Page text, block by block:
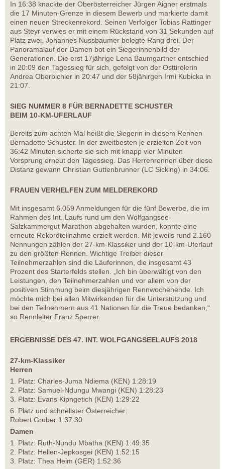
In 16:38 knackte der Oberösterreicher Jürgen Aigner erstmals
die 17 Minuten-Grenze in diesem Bewerb und markierte damit
einen neuen Streckenrekord. Seinen Verfolger Tobias Rattinger
aus Steyr verwies er mit einem Rückstand von 31 Sekunden auf
Platz zwei. Johannes Nussbaumer belegte Rang drei. Der
Panoramalauf der Damen bot ein Siegerinnenbild der
Generationen. Die erst 17jährige Lena Baumgartner entschied
in 20:09 den Tagessieg für sich, gefolgt von der Osttirolerin
Andrea Oberbichler in 20:47 und der 58jähirgen Irmi Kubicka in
21:07.
SIEG NUMMER 8 FÜR BERNADETTE SCHUSTER
BEIM 10-KM-UFERLAUF
Bereits zum achten Mal heißt die Siegerin in diesem Rennen
Bernadette Schuster. In der zweitbesten je erzielten Zeit von
36:42 Minuten sicherte sie sich mit knapp vier Minuten
Vorsprung erneut den Tagessieg. Das Herrenrennen über diese
Distanz gewann Christian Guttenbrunner (LC Sicking) in 34:06.
FRAUEN VERHELFEN ZUM MELDEREKORD
Mit insgesamt 6.059 Anmeldungen für die fünf Bewerbe, die im
Rahmen des Int. Laufs rund um den Wolfgangsee-
Salzkammergut Marathon abgehalten wurden, konnte eine
erneute Rekordteilnahme erzielt werden. Mit jeweils rund 2.160
Nennungen zählen der 27-km-Klassiker und der 10-km-Uferlauf
zu den größten Rennen. Wichtige Treiber dieser
Teilnehmerzahlen sind die Läuferinnen, die insgesamt 43
Prozent des Starterfelds stellen. „Ich bin überwältigt von den
Leistungen, den Teilnehmerzahlen und vor allem von der
positiven Stimmung beim diesjährigen Rennwochenende. Ich
möchte mich bei allen Mitwirkenden für die Unterstützung und
bei den Teilnehmern aus 41 Nationen für die Treue bedanken,“
so Rennleiter Franz Sperrer.
ERGEBNISSE DES 47. INT. WOLFGANGSEELAUFS 2018
27-km-Klassiker
Herren
1. Platz: Charles-Juma Ndiema (KEN) 1:28:19
2. Platz: Samuel-Ndungu Mwangi (KEN) 1:28:23
3. Platz: Evans Kipngetich (KEN) 1:29:22
6. Platz und schnellster Österreicher:
Robert Gruber 1:37:30
Damen
1. Platz: Ruth-Nundu Mbatha (KEN) 1:49:35
2. Platz: Hellen-Jepkosgei (KEN) 1:52:15
3. Platz: Thea Heim (GER) 1:52:36